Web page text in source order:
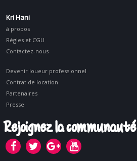
Kri Hani
à propos
Régles et CGU
Contactez-nous
Devenir loueur professionnel
Contrat de location
Partenaires
Presse
Rejoignez la communauté